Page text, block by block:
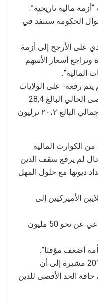
مالية تاريخية”.
الحكومة ستنفد في
على الأرجح إلى أزمة
وتراجع أسعار الأسهم
المالية”.
رفعه- على الولايات
المتحدة استدانة أكثر من الحد الأقصى الحالي البالغ 28,4
تريليون دولار والذي يفوق الناتج الاجمالي البالغ ٢٠،٢ ترليون
الكوارث المالية
حال لم يرفع سقف الدين
ديونها مع حلول المهل
الأميركيين إلى
وقد تنقطع شيكات الضمان الاجتماعي عن نحو 50 مليون
أضعف مؤقتا”.
واستذكرت يلين أزمة ديون عام 2011 مشيرة إلى أن
الحد الأقصى للدين